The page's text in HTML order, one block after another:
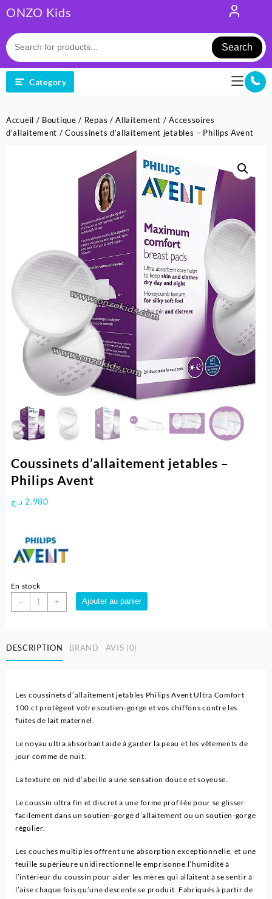
to
content
ONZO Kids
Search
Category
Accueil / Boutique / Repas /Allaitement /Accessoires
d'allaitement / Coussinets d’allaitement jetables – Philips Avent
Coussinets d’allaitement jetables –
Philips Avent
2.980 د.ج
En stock
-
quantité
de
jetables
-
+ Ajouter au panier
DESCRIPTION BRAND AVIS (0)
Les coussinets d’allaitement jetables Philips Avent Ultra Comfort
100 ct protègent votre soutien-gorge et vos chiffons contre les
fuites de lait maternel.
Le noyau ultra absorbant aide à garder la peau et les vêtements de
jour comme de nuit.
La texture en nid d’abeille a une sensation douce et soyeuse.
Le coussin ultra fin et discret a une forme profilée pour se glisser
facilement dans un soutien-gorge d’allaitement ou un soutien-gorge
régulier.
Les couches multiples offrent une absorption exceptionnelle, et une
feuille supérieure unidirectionnelle emprisonne l’humidité à
l’intérieur du coussin pour aider les mères qui allaitent à se sentir à
l’aise chaque fois qu’une descente se produit. Fabriqués à partir de